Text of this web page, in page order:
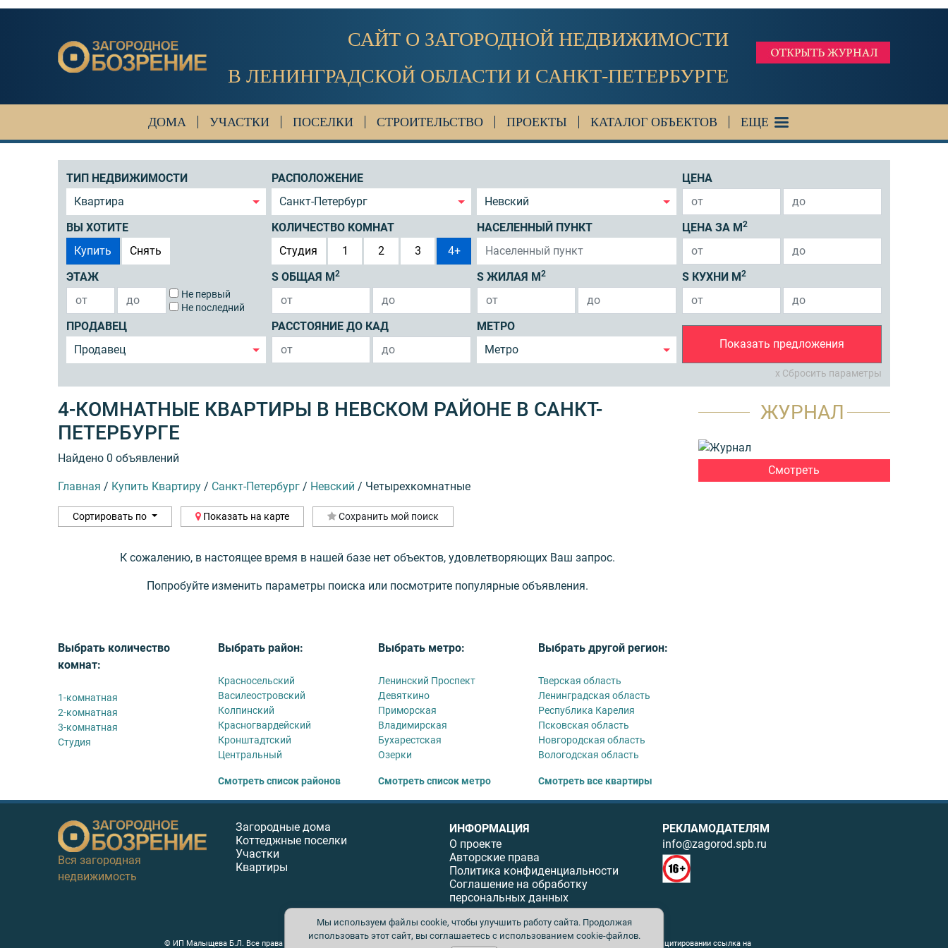
САЙТ О ЗАГОРОДНОЙ НЕДВИЖИМОСТИ
В ЛЕНИНГРАДСКОЙ ОБЛАСТИ И САНКТ-ПЕТЕРБУРГЕ
ДОМА УЧАСТКИ ПОСЕЛКИ СТРОИТЕЛЬСТВО ПРОЕКТЫ КАТАЛОГ ОБЪЕКТОВ ЕЩЕ
ТИП НЕДВИЖИМОСТИ
Квартира
РАСПОЛОЖЕНИЕ
Санкт-Петербург
Невский
ЦЕНА
ВЫ ХОТИТЕ
Купить
Снять
КОЛИЧЕСТВО КОМНАТ
Студия
1 2 3 4+
НАСЕЛЕННЫЙ ПУНКТ ЦЕНА ЗА М 2
ЭТАЖ
Не первый
Не последний
S ОБЩАЯ М 2 S ЖИЛАЯ М 2 S КУХНИ М 2
ПРОДАВЕЦ
Продавец
РАССТОЯНИЕ ДО КАД
МЕТРО
Метро
Показать предложения
x Сбросить параметры
4-КОМНАТНЫЕ КВАРТИРЫ В НЕВСКОМ РАЙОНЕ В САНКТ-
ПЕТЕРБУРГЕ
Найдено 0 объявлений
Главная / Купить Квартиру / Санкт-Петербург / Невский / Четырехкомнатные
Сортировать по Показать на карте Сохранить мой поиск
К сожалению, в настоящее время в нашей базе нет объектов, удовлетворяющих Ваш запрос.
Попробуйте изменить параметры поиска или посмотрите популярные объявления.
Выбрать количество
комнат:
1-комнатная
2-комнатная
3-комнатная
Студия
Выбрать район:
Красносельский
Василеостровский
Колпинский
Красногвардейский
Кронштадтский
Центральный
Смотреть список районов
Выбрать метро:
Ленинский Проспект
Девяткино
Приморская
Владимирская
Бухарестская
Озерки
Смотреть список метро
Выбрать другой регион:
Тверская область
Ленинградская область
Республика Карелия
Псковская область
Новгородская область
Вологодская область
Смотреть все квартиры
ЖУРНАЛ
Смотреть
Вся загородная
недвижимость
Загородные дома
Коттеджные поселки
Участки
Квартиры
ИНФОРМАЦИЯ
О проекте
Авторские права
Политика конфиденциальности
Соглашение на обработку
персональных данных
РЕКЛАМОДАТЕЛЯМ
info@zagorod.spb.ru
© ИП Малыщева Б.Л. Все права защищены. Перепечатка материалов данного сайта возможна только с письменного разрешения. При цитировании ссылка на
Мы используем файлы cookie, чтобы улучшить работу сайта. Продолжая
использовать этот сайт, вы соглашаетесь с использованием cookie-файлов.